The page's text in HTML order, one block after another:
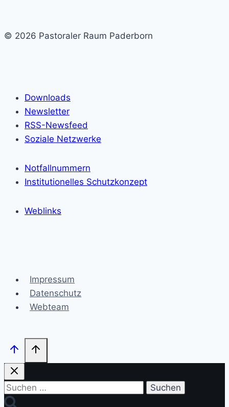
© 2026 Pastoraler Raum Paderborn
Downloads
Newsletter
RSS-Newsfeed
Soziale Netzwerke
Notfallnummern
Institutionelles Schutzkonzept
Weblinks
Impressum
Datenschutz
Webteam
Suchen
nach: